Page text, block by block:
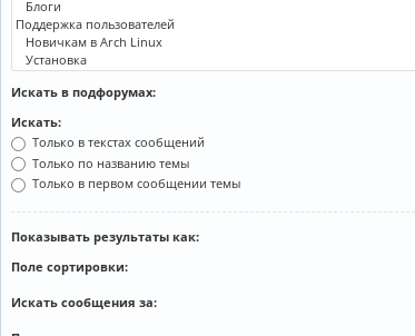
Искать в подфорумах:
Искать:
Только в текстах сообщений
Только по названию темы
Только в первом сообщении темы
Показывать результаты как:
Поле сортировки:
Искать сообщения за: